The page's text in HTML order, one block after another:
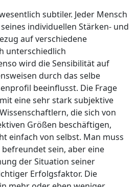
subtiler. Jeder Mensch
individuellen Stärken- und
auf verschiedene
unterschiedlich
wird die Sensibilität auf
durch das selbe
beeinflusst. Die Frage
eine sehr stark subjektive
die sich von
Größen beschäftigen,
einfach von selbst. Man muss
sein, aber eine
der Situation seiner
Erfolgsfaktor. Die